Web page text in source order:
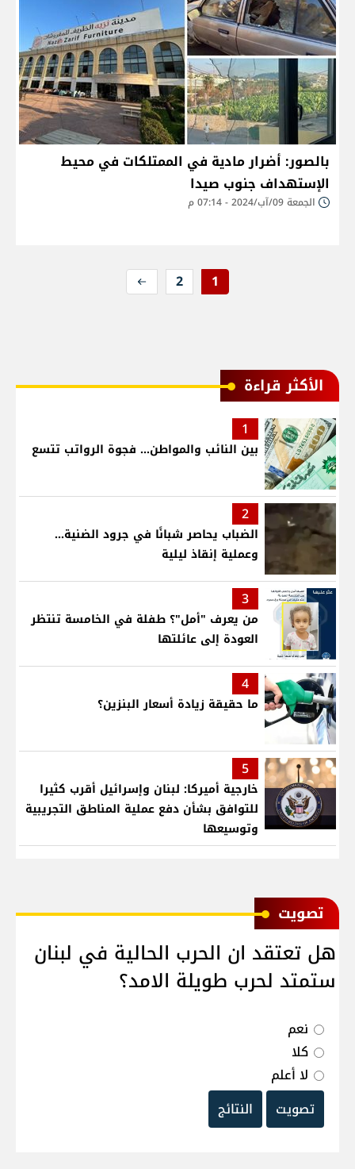
بالصور: أضرار مادية في الممتلكات في محيط
الإستهداف جنوب صيدا
الجمعة 09/آب/2024 - 07:14 م
1
2
الأكثر قراءة
1
بين النائب والمواطن... فجوة الرواتب تتسع
2
الضباب يحاصر شبانًا في جرود الضنية...
وعملية إنقاذ ليلية
3
من يعرف "أمل"؟ طفلة في الخامسة تنتظر
العودة إلى عائلتها
4
ما حقيقة زيادة أسعار البنزين؟
5
خارجية أميركا: لبنان وإسرائيل أقرب كثيرا
للتوافق بشأن دفع عملية المناطق التجريبية
وتوسيعها
ﺗﺼﻮﻳﺖ
هل تعتقد ان الحرب الحالية في لبنان
ستمتد لحرب طويلة الامد؟
نعم
كلا
لا أعلم
تصويت
النتائج